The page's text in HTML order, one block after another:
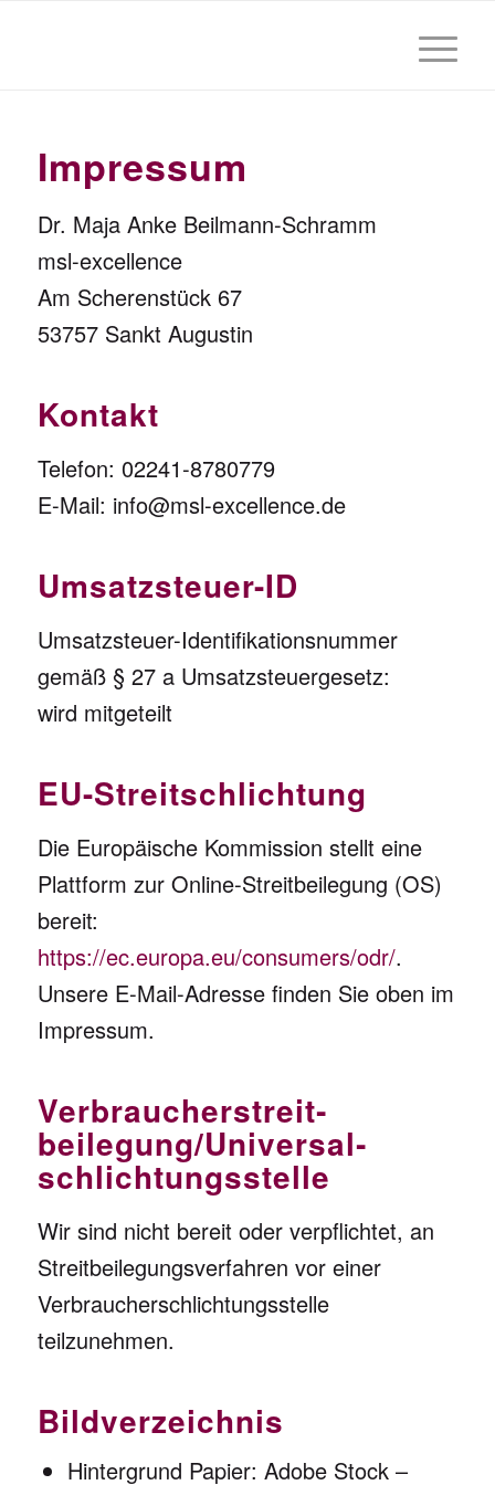
Impressum
Dr. Maja Anke Beilmann-Schramm
msl-excellence
Am Scherenstück 67
53757 Sankt Augustin
Kontakt
Telefon: 02241-8780779
E-Mail: info@msl-excellence.de
Umsatzsteuer-ID
Umsatzsteuer-Identifikationsnummer
gemäß § 27 a Umsatzsteuergesetz:
wird mitgeteilt
EU-Streitschlichtung
Die Europäische Kommission stellt eine
Plattform zur Online-Streitbeilegung (OS)
bereit:
https://ec.europa.eu/consumers/odr/.
Unsere E-Mail-Adresse finden Sie oben im
Impressum.
Verbraucher­streit­
beilegung/Universal­
schlichtungs­stelle
Wir sind nicht bereit oder verpflichtet, an
Streitbeilegungsverfahren vor einer
Verbraucherschlichtungsstelle
teilzunehmen.
Bildverzeichnis
Hintergrund Papier: Adobe Stock –